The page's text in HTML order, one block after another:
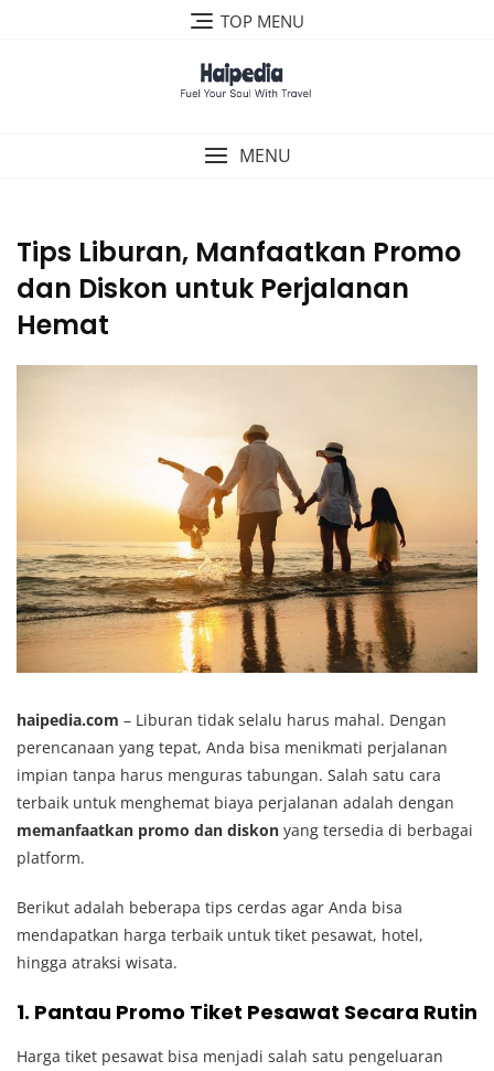
TOP MENU
MENU
Tips Liburan, Manfaatkan Promo
dan Diskon untuk Perjalanan
Hemat
haipedia.com – Liburan tidak selalu harus mahal. Dengan
perencanaan yang tepat, Anda bisa menikmati perjalanan
impian tanpa harus menguras tabungan. Salah satu cara
terbaik untuk menghemat biaya perjalanan adalah dengan
memanfaatkan promo dan diskon yang tersedia di berbagai
platform.
Berikut adalah beberapa tips cerdas agar Anda bisa
mendapatkan harga terbaik untuk tiket pesawat, hotel,
hingga atraksi wisata.
1. Pantau Promo Tiket Pesawat Secara Rutin
Harga tiket pesawat bisa menjadi salah satu pengeluaran